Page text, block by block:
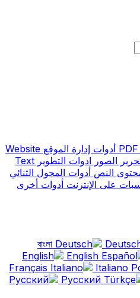
أدوات إدارة الموقع Website
الصور ادوات التطوير Text
النص أدوات المحول الثنائي
على الإنترنت أدوات أخرى
English
Français
Italiano
Русский